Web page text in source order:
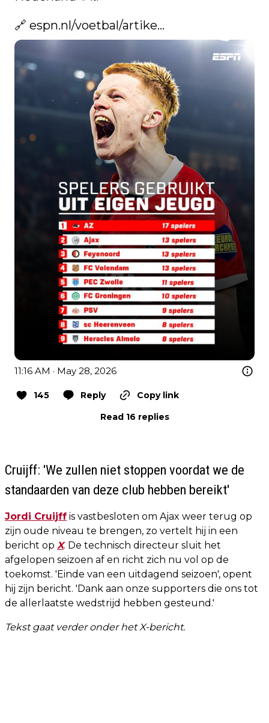
🔗 espn.nl/voetbal/artike…
11:16 AM · May 28, 2026
145 Reply
Copy link
Read 16 replies
Cruijff: 'We zullen niet stoppen voordat we de
standaarden van deze club hebben bereikt'
Jordi Cruijff is vastbesloten om Ajax weer terug op
zijn oude niveau te brengen, zo vertelt hij in een
bericht op X. De technisch directeur sluit het
afgelopen seizoen af en richt zich nu vol op de
toekomst. 'Einde van een uitdagend seizoen', opent
hij zijn bericht. 'Dank aan onze supporters die ons tot
de allerlaatste wedstrijd hebben gesteund.'
Tekst gaat verder onder het X-bericht.